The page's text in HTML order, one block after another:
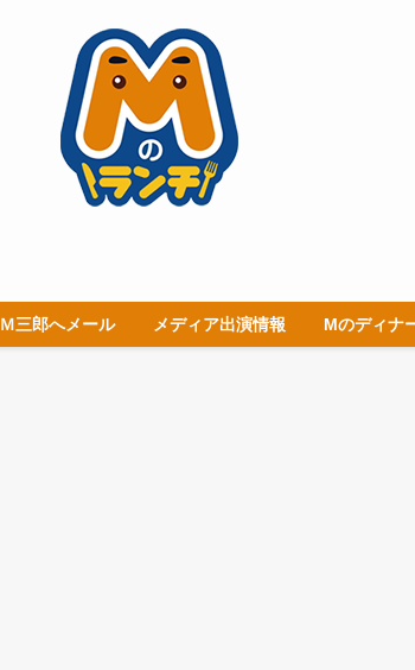
Ｍ三郎へメール メディア出演情報 Mのディナ